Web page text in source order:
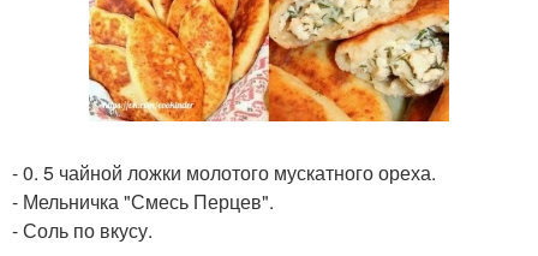
- 0. 5 чайной ложки молотого мускатного ореха.
- Мельничка "Смесь Перцев".
- Соль по вкусу.